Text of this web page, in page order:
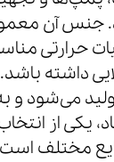
جنس آن
حرارتی
تولید می‌شود
یکی از
مختلف